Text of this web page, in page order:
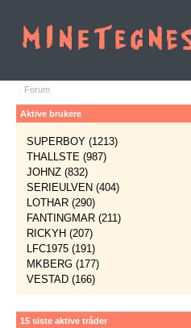
Forum
Aktive brukere
SUPERBOY (1213)
THALLSTE (987)
JOHNZ (832)
SERIEULVEN (404)
LOTHAR (290)
FANTINGMAR (211)
RICKYH (207)
LFC1975 (191)
MKBERG (177)
VESTAD (166)
15 siste aktive tråder